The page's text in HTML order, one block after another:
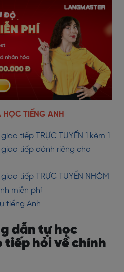
TIẾNG ANH
tiếp TRỰC TUYẾN 1 kèm 1
tiếp dành riêng cho
tiếp TRỰC TUYẾN NHÓM
miễn phí
tiếng Anh
dẫn tự học
tiếp hỏi về chính